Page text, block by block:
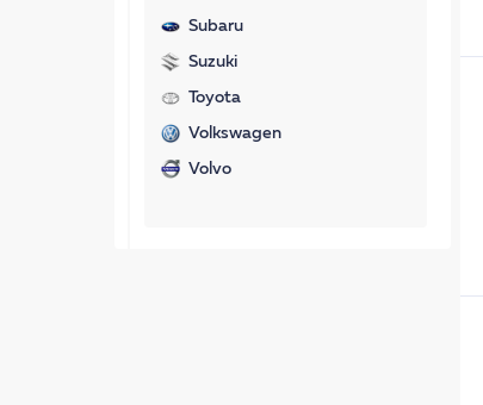
Subaru
Suzuki
Toyota
Volkswagen
Volvo